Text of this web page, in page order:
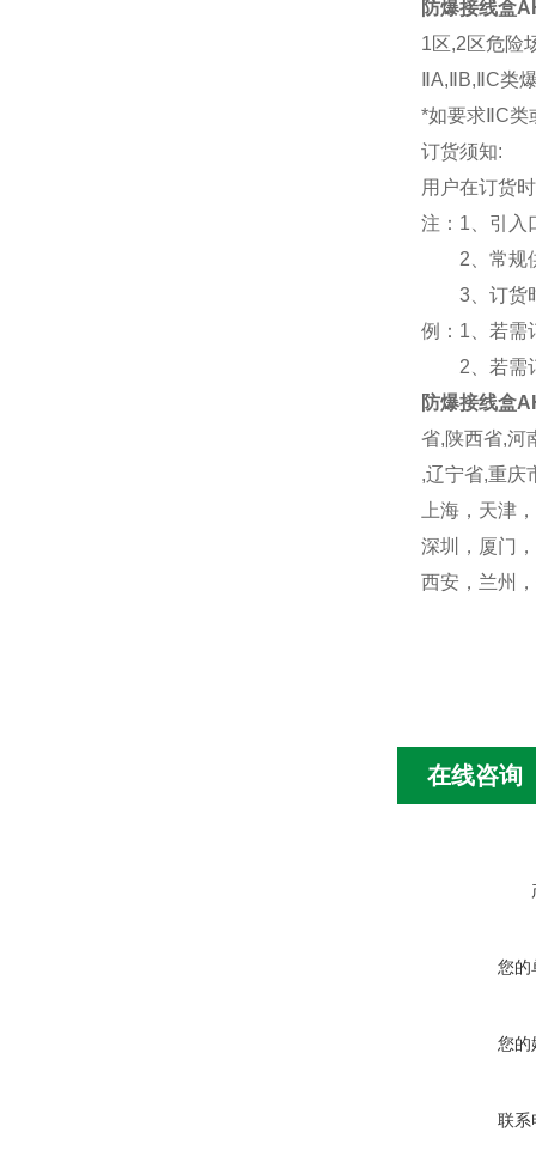
防爆接线盒
1区,2区危险
ⅡA,ⅡB,ⅡC类
*如要求ⅡC类
订货须知:
用户在订货
注：1、引入
2、常规供
3、订货时
例：1、若需
2、若需订
防爆接线盒
省,陕西省,河
,辽宁省,重庆
上海，天津
深圳，厦门
西安，兰州
在线咨询
您的
您的
联系